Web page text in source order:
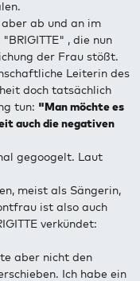
ab und an im
, die nun
der Frau stößt.
Leiterin des
doch tatsächlich
tun: "Man möchte es
auch die negativen
gegoogelt. Laut
meist als Sängerin,
ist also auch
verkündet:
aber nicht den
Ich habe ein